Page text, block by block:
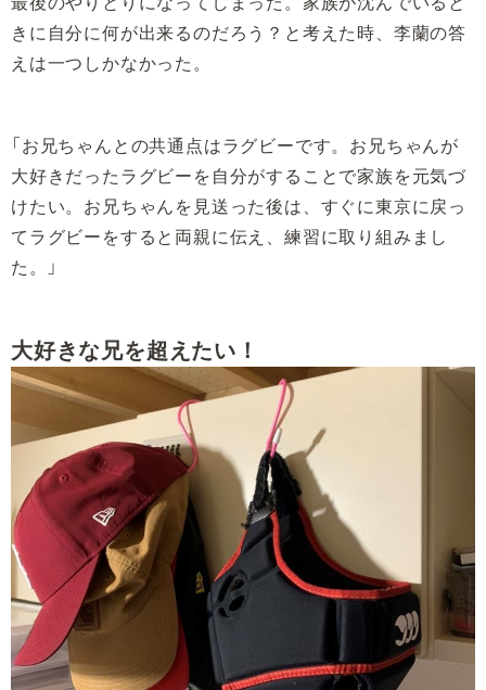
きに自分に何が出来るのだろう？と考えた時、李蘭の答
えは一つしかなかった。
「お兄ちゃんとの共通点はラグビーです。お兄ちゃんが
大好きだったラグビーを自分がすることで家族を元気づ
けたい。お兄ちゃんを見送った後は、すぐに東京に戻っ
てラグビーをすると両親に伝え、練習に取り組みまし
た。」
大好きな兄を超えたい！